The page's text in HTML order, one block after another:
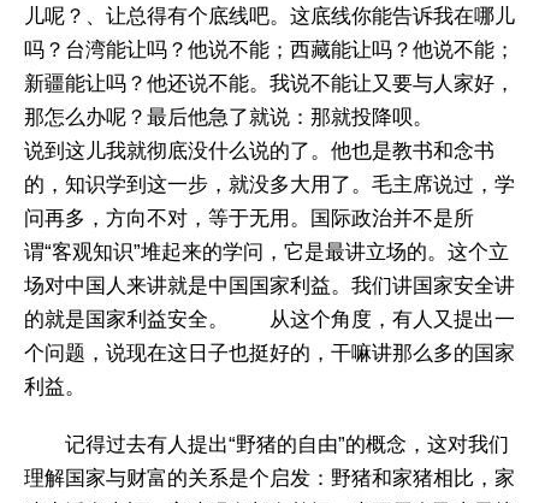
儿呢？、让总得有个底线吧。这底线你能告诉我在哪儿
吗？台湾能让吗？他说不能；西藏能让吗？他说不能；
新疆能让吗？他还说不能。我说不能让又要与人家好，
那怎么办呢？最后他急了就说：那就投降呗。
说到这儿我就彻底没什么说的了。他也是教书和念书
的，知识学到这一步，就没多大用了。毛主席说过，学
问再多，方向不对，等于无用。国际政治并不是所
谓“客观知识”堆起来的学问，它是最讲立场的。这个立
场对中国人来讲就是中国国家利益。我们讲国家安全讲
的就是国家利益安全。 从这个角度，有人又提出一
个问题，说现在这日子也挺好的，干嘛讲那么多的国家
利益。
记得过去有人提出“野猪的自由”的概念，这对我们
理解国家与财富的关系是个启发：野猪和家猪相比，家